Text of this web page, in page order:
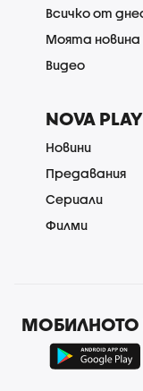
Всичко от
Моята новина
Видео
NOVA PLAY
Новини
Предавания
Сериали
Филми
МОБИЛНОТО